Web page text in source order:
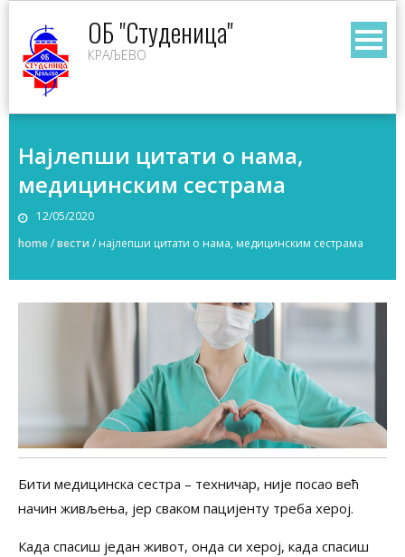
content
ОБ "Студеница"
КРАЉЕВО
Најлепши цитати о нама,
медицинским сестрама
12/05/2020
home/вести / најлепши цитати о нама, медицинским сестрама
Бити медицинска сестра – техничар, није посао већ
начин живљења, јер сваком пацијенту треба херој.
Када спасиш један живот, онда си херој, када спасиш